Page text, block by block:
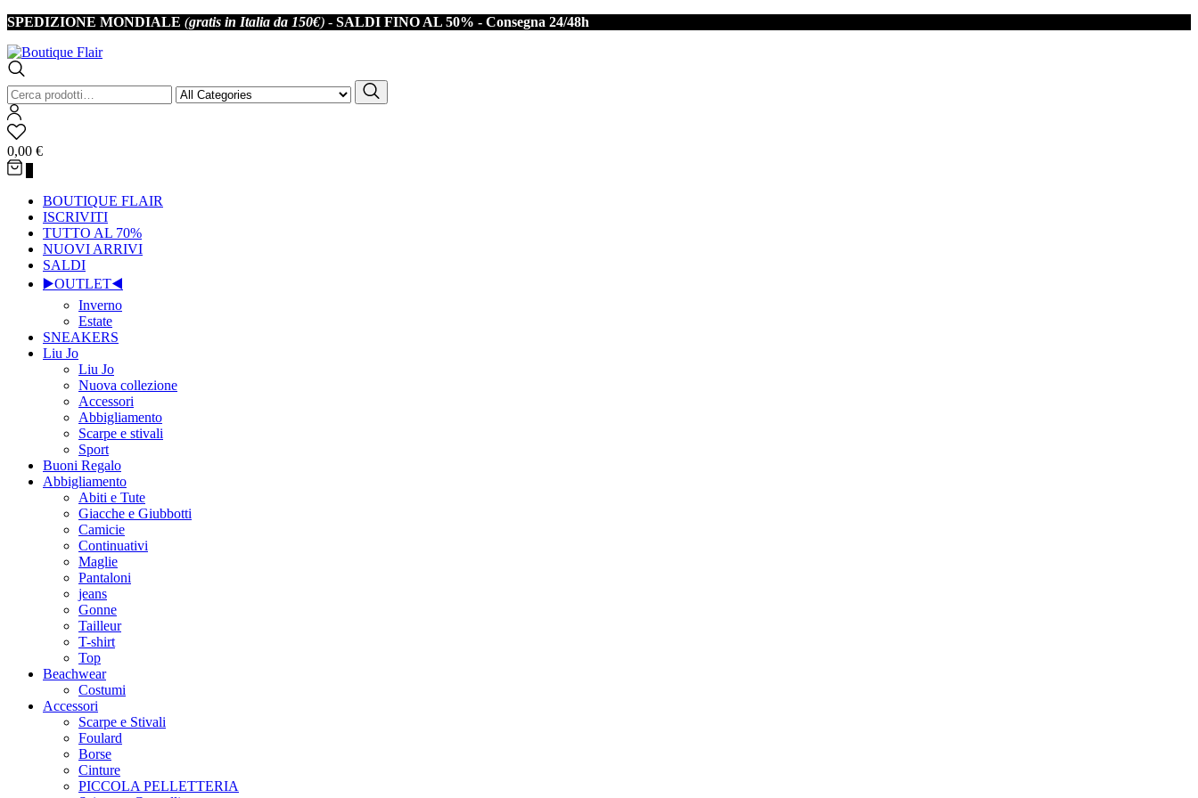
SPEDIZIONE MONDIALE (gratis in Italia da 150€) - SALDI FINO AL 50% - Consegna 24/48h
Cerca:
0,00 €
BOUTIQUE FLAIR
ISCRIVITI
TUTTO AL 70%
NUOVI ARRIVI
SALDI
▶️OUTLET◀️
Inverno
Estate
SNEAKERS
Liu Jo
Liu Jo
Nuova collezione
Accessori
Abbigliamento
Scarpe e stivali
Sport
Buoni Regalo
Abbigliamento
Abiti e Tute
Giacche e Giubbotti
Camicie
Continuativi
Maglie
Pantaloni
jeans
Gonne
Tailleur
T-shirt
Top
Beachwear
Costumi
Accessori
Scarpe e Stivali
Foulard
Borse
Cinture
PICCOLA PELLETTERIA
Iscriviti alla newsletter per non perderti offerte e novità e ottieni 10% di sconto VAI!